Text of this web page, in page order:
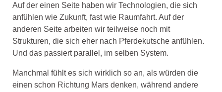
Auf der einen Seite haben wir Technologien, die sich
anfühlen wie Zukunft, fast wie Raumfahrt. Auf der
anderen Seite arbeiten wir teilweise noch mit
Strukturen, die sich eher nach Pferdekutsche anfühlen.
Und das passiert parallel, im selben System.
Manchmal fühlt es sich wirklich so an, als würden die
einen schon Richtung Mars denken, während andere